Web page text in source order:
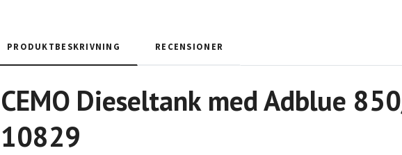
PRODUKTBESKRIVNING RECENSIONER
CEMO Dieseltank med Adblue
10829